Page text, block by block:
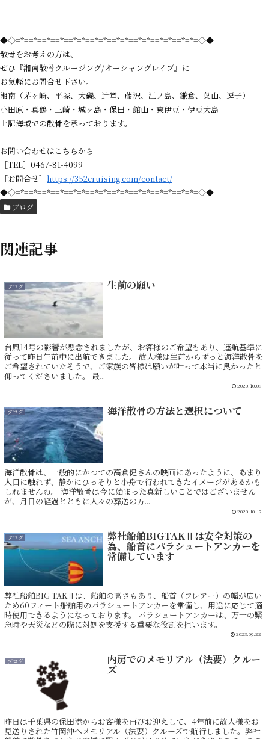
◆◇=*==*==*==*==*=*==*=*==*=*==*=*==*=*==*=*=◇◆
散骨をお考えの方は、
ぜひ『湘南散骨クルージング/オーシャングレイブ』に
お気軽にお問合せ下さい。
湘南（茅ヶ崎、平塚、大磯、辻堂、藤沢、江ノ島、鎌倉、葉山、逗子）
小田原・真鶴・三崎・城ヶ島・保田・館山・東伊豆・伊豆大島
上記海域での散骨を承っております。
お問い合わせはこちらから
［TEL］0467-81-4099
［お問合せ］ https://352cruising.com/contact/
◆◇=*==*==*==*==*=*==*=*==*=*==*=*==*=*==*=*=◇◆
ブログ
関連記事
ブログ 生前の願い
台風14号の影響が懸念されましたが、お客様のご希望もあり、運航基準に
従って昨日午前中に出航できました。 故人様は生前からずっと海洋散骨を
ご希望されていたそうで、ご家族の皆様は願いが叶って本当に良かったと
仰ってくださいました。 最...
2020.10.08
ブログ 海洋散骨の方法と選択について
海洋散骨は、一般的にかつての高倉健さんの映画にあったように、あまり
人目に触れず、静かにひっそりと小舟で行われてきたイメージがあるかも
しれませんね。 海洋散骨は今に始まった真新しいことではございません
が、月日の経過とともに人々の葬送の方...
2020.10.17
ブログ 弊社船舶BIGTAKⅡは安全対策の
為、船首にパラシュートアンカーを
常備しています
弊社船舶BIG TAKⅡは、船舶の高さもあり、船首（フレアー）の幅が広い
ため60フィート船舶用のパラシュートアンカーを常備し、用途に応じて適
時使用できるようになっております。 パラシュートアンカーは、万一の緊
急時や天災などの際に対処を支援する重要な役割を担います。
2023.09.22
ブログ 内房でのメモリアル（法要）クルー
ズ
昨日は千葉県の保田港からお客様を再びお迎えして、4年前に故人様をお
見送りされた竹岡沖へメモリアル（法要）クルーズで航行しました。弊社